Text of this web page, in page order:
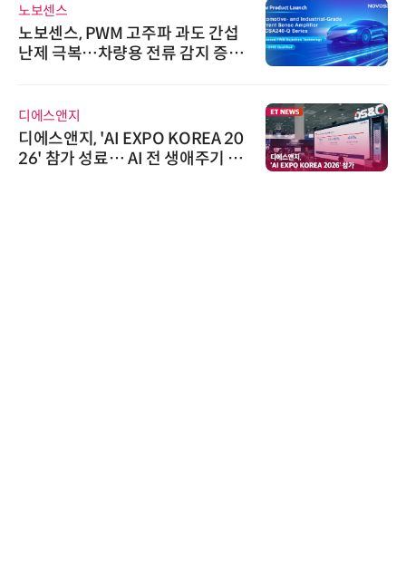
노보센스
노보센스, PWM 고주파 과도 간섭
난제 극복…차량용 전류 감지 증폭
디에스앤지
디에스앤지, 'AI EXPO KOREA 20
26' 참가 성료… AI 전 생애주기 아